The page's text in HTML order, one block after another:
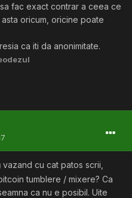
fac exact contrar a ceea ce
oricum, oricine poate
ca iti da anonimitate.
vazand cu cat patos scrii,
tumblere / mixere? Ca
ca nu e posibil. Uite